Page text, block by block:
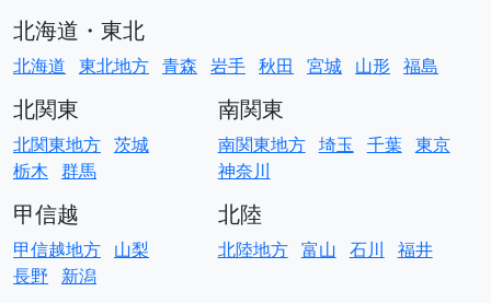
北海道・東北
北海道 東北地方 青森 岩手 秋田 宮城 山形 福島
北関東
北関東地方 茨城
栃木 群馬
南関東
南関東地方 埼玉 千葉 東京
神奈川
甲信越
甲信越地方 山梨
長野
新潟
北陸
北陸地方 富山 石川 福井